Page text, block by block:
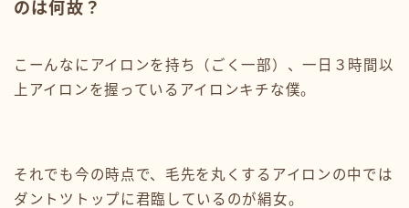
のは何故？
こーんなにアイロンを持ち（ごく一部）、一日３時間以
上アイロンを握っているアイロンキチな僕。
それでも今の時点で、毛先を丸くするアイロンの中では
ダントツトップに君臨しているのが絹女。